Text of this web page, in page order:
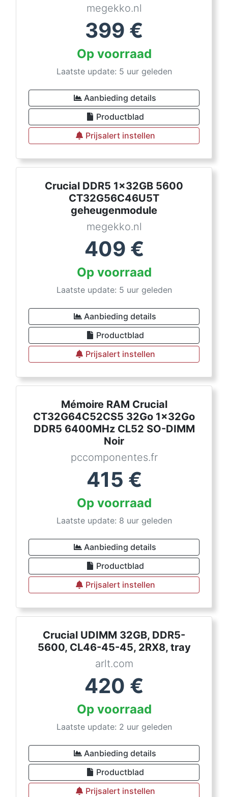
megekko.nl
399 €
Op voorraad
Laatste update: 5 uur geleden
Aanbieding details
Productblad
Prijsalert instellen
Crucial DDR5 1x32GB 5600
CT32G56C46U5T
geheugenmodule
megekko.nl
409 €
Op voorraad
Laatste update: 5 uur geleden
Aanbieding details
Productblad
Prijsalert instellen
Mémoire RAM Crucial
CT32G64C52CS5 32Go 1x32Go
DDR5 6400MHz CL52 SO-DIMM
Noir
pccomponentes.fr
415 €
Op voorraad
Laatste update: 8 uur geleden
Aanbieding details
Productblad
Prijsalert instellen
Crucial UDIMM 32GB, DDR5-
5600, CL46-45-45, 2RX8, tray
arlt.com
420 €
Op voorraad
Laatste update: 2 uur geleden
Aanbieding details
Productblad
Prijsalert instellen